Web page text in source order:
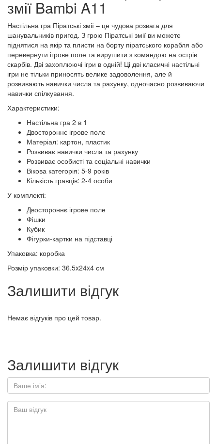
змії Bambi A11
Настільна гра Піратські змії – це чудова розвага для
шанувальників пригод. З грою Піратські змії ви можете
піднятися на якір та плисти на борту піратського корабля або
перевернути ігрове поле та вирушити з командою на острів
скарбів. Дві захоплюючі ігри в одній! Ці дві класичні настільні
ігри не тільки приносять велике задоволення, але й
розвивають навички числа та рахунку, одночасно розвиваючи
навички спілкування.
Характеристики:
Настільна гра 2 в 1
Двостороннє ігрове поле
Матеріал: картон, пластик
Розвиває навички числа та рахунку
Розвиває особисті та соціальні навички
Вікова категорія: 5-9 років
Кількість гравців: 2-4 особи
У комплекті:
Двостороннє ігрове поле
Фішки
Кубик
Фігурки-картки на підставці
Упаковка: коробка
Розмір упаковки: 36.5x24x4 см
Залишити відгук
Немає відгуків про цей товар.
Залишити відгук